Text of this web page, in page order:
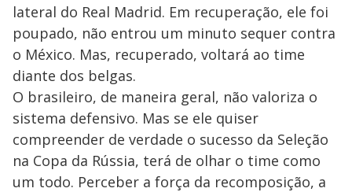
lateral do Real Madrid. Em recuperação, ele foi
poupado, não entrou um minuto sequer contra
o México. Mas, recuperado, voltará ao time
diante dos belgas.
O brasileiro, de maneira geral, não valoriza o
sistema defensivo. Mas se ele quiser
compreender de verdade o sucesso da Seleção
na Copa da Rússia, terá de olhar o time como
um todo. Perceber a força da recomposição, a